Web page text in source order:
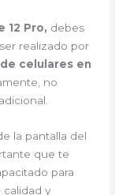
12 Pro, debes
realizado por
celulares en
no
la pantalla del
que te
para
calidad y